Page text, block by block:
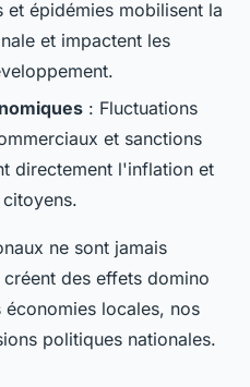
et épidémies mobilisent la
et impactent les
: Fluctuations
et sanctions
directement l'inflation et
ne sont jamais
des effets domino
locales, nos
politiques nationales.